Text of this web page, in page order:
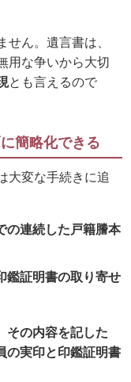
ん。遺言書は、
用な争いから大切
とも言えるので
簡略化できる
大変な手続きに追
の連続した戸籍謄本
鑑証明書の取り寄せ
その内容を記した
の実印と印鑑証明書